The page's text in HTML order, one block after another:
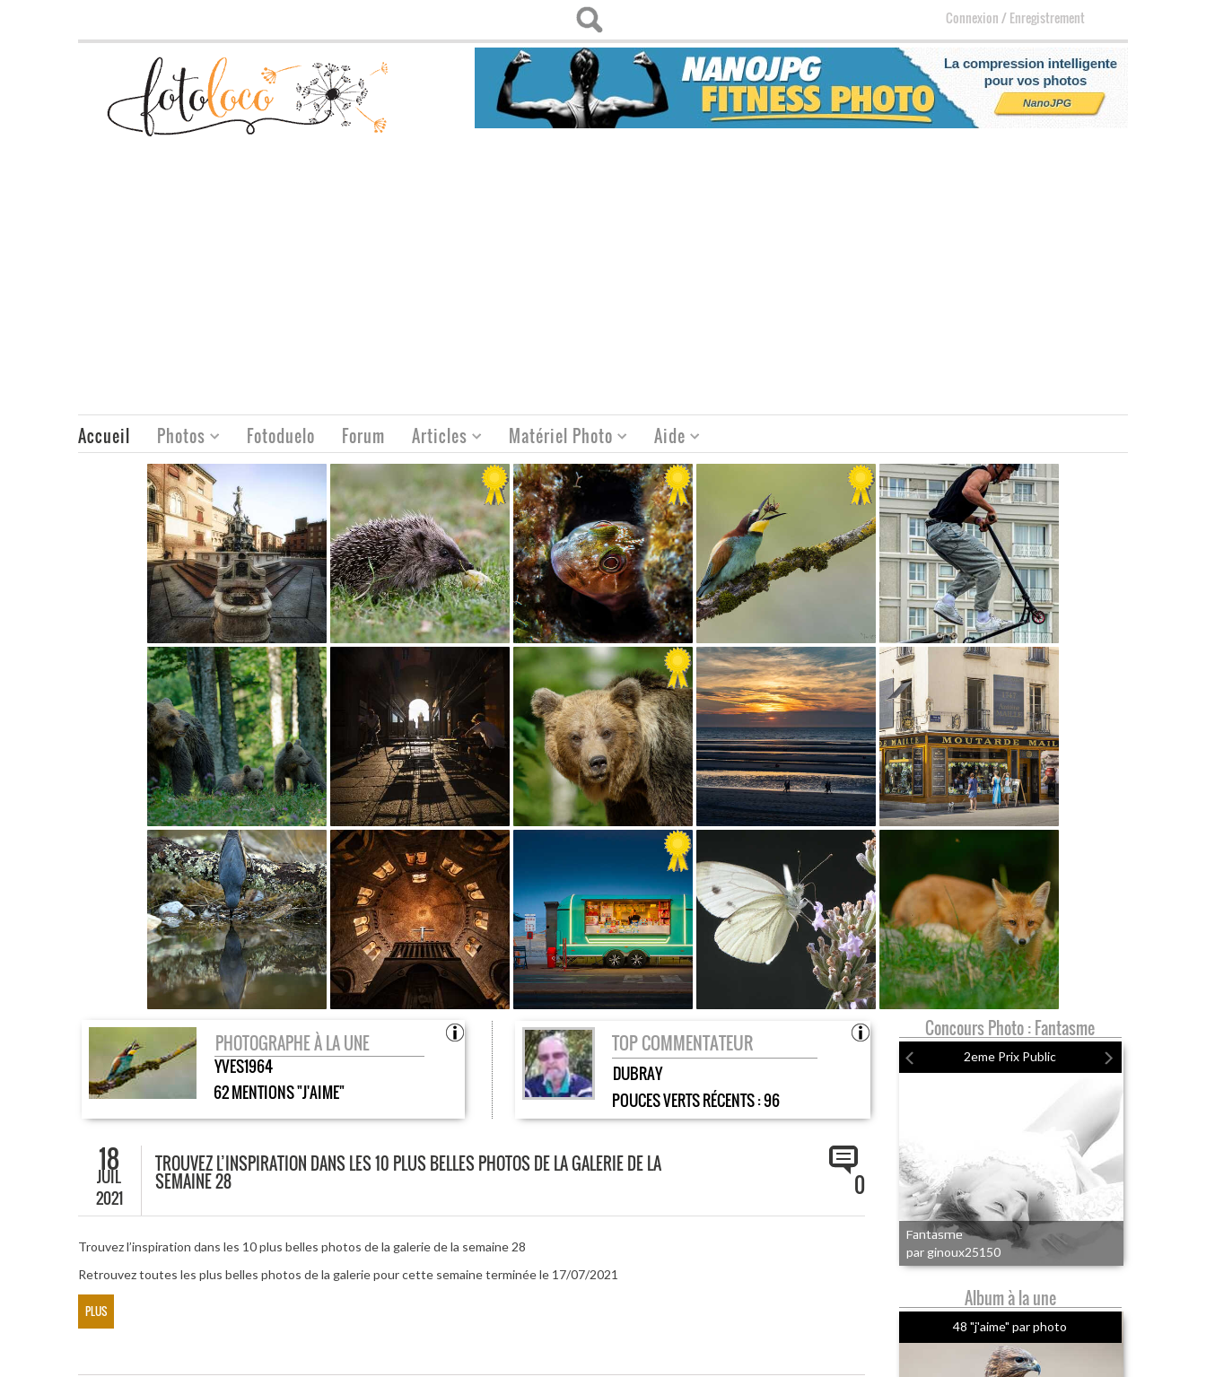
Connexion/Enregistrement
Accueil Photos Fotoduelo Forum Articles Matériel Photo Aide
PHOTOGRAPHE À LA UNE
YVES1964
62 MENTIONS "J'AIME"
TOP COMMENTATEUR
DUBRAY
POUCES VERTS RÉCENTS :96
18
JUIL
2021
TROUVEZ L’INSPIRATION DANS LES 10 PLUS BELLES PHOTOS DE LA GALERIE DE LA
SEMAINE 28 0
Trouvez l’inspiration dans les 10 plus belles photos de la galerie de la semaine 28
Retrouvez toutes les plus belles photos de la galerie pour cette semaine terminée le 17/07/2021
PLUS
Concours Photo : Fantasme
2eme Prix Public
Fantasme
par ginoux25150
Album à la une
48 "j'aime" par photo